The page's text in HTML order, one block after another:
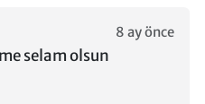
8 ay önce
selam olsun